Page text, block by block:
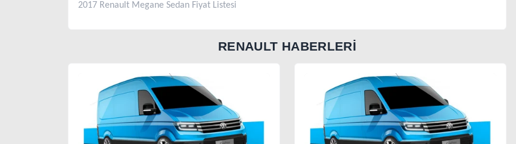
2017 Renault Megane Sedan Fiyat Listesi
RENAULT HABERLERİ